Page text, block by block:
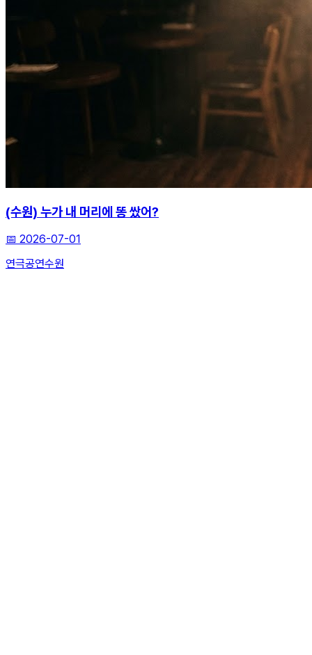
(수원) 누가 내 머리에 똥 쌌어?
📅 2026-07-01
연극공연수원